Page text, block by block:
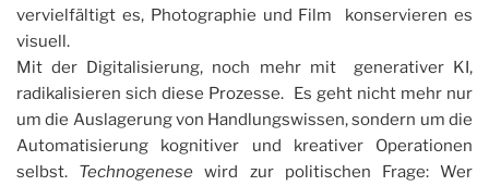
vervielfältigt es, Photographie und Film konservieren es
visuell.
Mit der Digitalisierung, noch mehr mit generativer KI,
radikalisieren sich diese Prozesse. Es geht nicht mehr nur
um die Auslagerung von Handlungswissen, sondern um die
Automatisierung kognitiver und kreativer Operationen
selbst. Technogenese wird zur politischen Frage: Wer